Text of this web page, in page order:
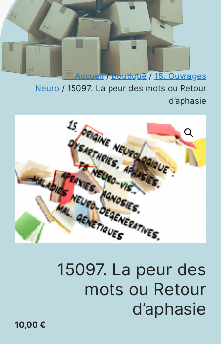
Accueil/Boutique/ 15. Ouvrages
Neuro / 15097. La peur des mots ou Retour
d’aphasie
15097. La peur des
mots ou Retour
d’aphasie
10,00 €